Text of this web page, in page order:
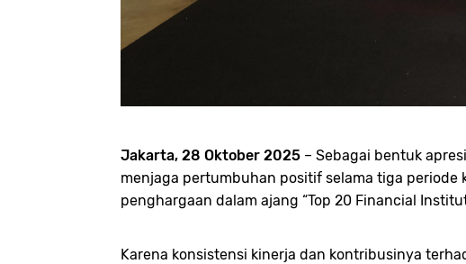
Jakarta, 28 Oktober 2025 – Sebagai bentuk
menjaga pertumbuhan positif selama tiga
penghargaan dalam ajang “Top 20 Financial
Karena konsistensi kinerja dan kontribusinya